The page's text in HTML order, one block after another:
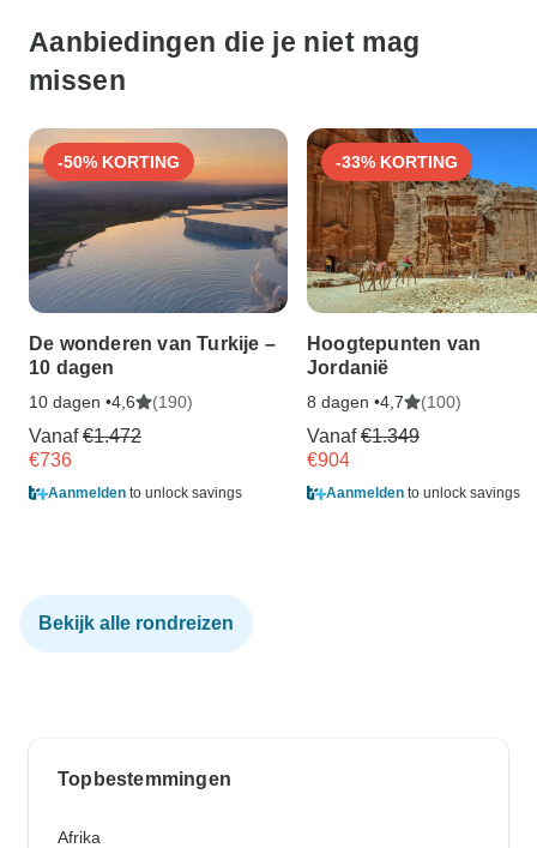
Aanbiedingen die je niet mag
missen
-50% KORTING
De wonderen van Turkije –
10 dagen
10 dagen •4,6 (190)
Vanaf€1.472
€736
Aanmelden to unlock savings
-33% KORTING
Hoogtepunten van
Jordanië
8 dagen •4,7 (100)
Vanaf€1.349
€904
Aanmelden to unlock savings
Bekijk alle rondreizen
Topbestemmingen
Afrika